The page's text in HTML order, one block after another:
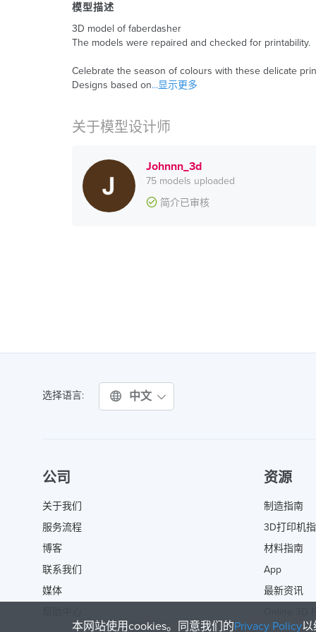
模型描述
3D model of faberdasher
The models were repaired and checked for printability.
Celebrate the season of colours with these delicate
Designs based on...显示更多
关于模型设计师
Johnnn_3d
75 models uploaded
简介已审核
选择语言: 中文
公司
关于我们
服务流程
博客
联系我们
媒体
资源
制造指南
3D打印机
材料指南
App
最新资讯
本网站使用cookies。同意我们的Privacy Policy